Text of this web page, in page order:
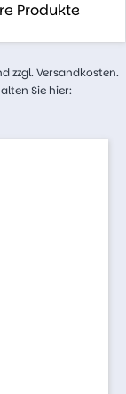
Produkte
zzgl. Versandkosten.
Sie hier: